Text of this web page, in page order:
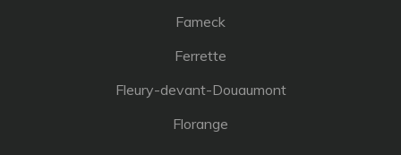
Fameck
Ferrette
Fleury-devant-Douaumont
Florange